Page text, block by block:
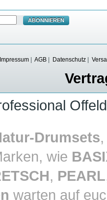
ABONNIEREN
Impressum AGB Datenschutz
Drumsets
wie
, PEARL
warten auf